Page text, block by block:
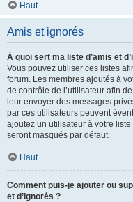
Haut
Amis et ignorés
À quoi sert ma liste d’amis et
Vous pouvez utiliser ces listes
forum. Les membres ajoutés à
de contrôle de l’utilisateur afin
leur envoyer des messages
par ces utilisateurs peuvent
ajoutez un utilisateur à votre
seront masqués par défaut.
Haut
Comment puis-je ajouter ou
et d’ignorés ?